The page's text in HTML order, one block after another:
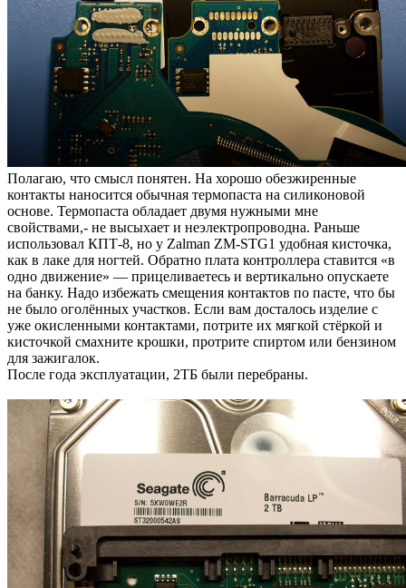
Полагаю, что смысл понятен. На хорошо обезжиренные
контакты наносится обычная термопаста на силиконовой
основе. Термопаста обладает двумя нужными мне
свойствами,- не высыхает и неэлектропроводна. Раньше
использовал КПТ-8, но у Zalman ZM-STG1 удобная кисточка,
как в лаке для ногтей. Обратно плата контроллера ставится «в
одно движение» — прицеливаетесь и вертикально опускаете
на банку. Надо избежать смещения контактов по пасте, что бы
не было оголённых участков. Если вам досталось изделие с
уже окисленными контактами, потрите их мягкой стёркой и
кисточкой смахните крошки, протрите спиртом или бензином
для зажигалок.
После года эксплуатации, 2ТБ были перебраны.